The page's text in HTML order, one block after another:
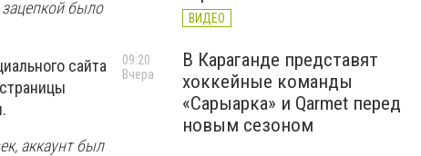
было
сайта
аккаунт был
ВИДЕО
В Караганде представят
хоккейные команды
«Сарыарка» и Qarmet перед
новым сезоном
09:20
Вчера